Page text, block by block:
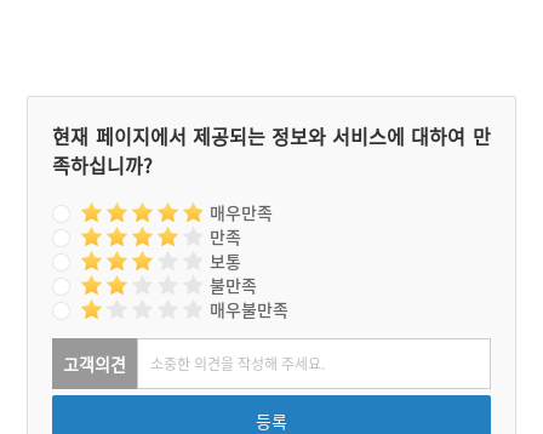
같이 퍼부어 마을은 물에 잠
겨버리고 말았다.
래와 마을신이 좌정한 유래
가 같이 전승하고 있다.
현재 페이지에서 제공되는 정보와 서비스에 대하여 만
족하십니까?
매우만족
만족
보통
불만족
매우불만족
고객의견
등록